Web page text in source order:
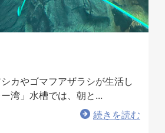
カやゴマフアザラシが生活し
湾」水槽では、朝と...
続きを読む